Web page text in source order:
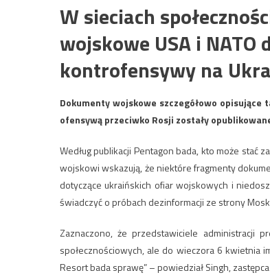
W sieciach
wojskowe USA i
kontrofensywy na
Dokumenty wojskowe szczegółowo
ofensywą przeciwko Rosji zostały
Według publikacji Pentagon bada, kto może stać
wojskowi wskazują, że niektóre fragmenty
dotyczące ukraińskich ofiar wojskowych i
świadczyć o próbach dezinformacji ze strony
Zaznaczono, że przedstawiciele administracji
społecznościowych, ale do wieczora 6 kwietnia
Resort bada sprawę” – powiedział Singh,